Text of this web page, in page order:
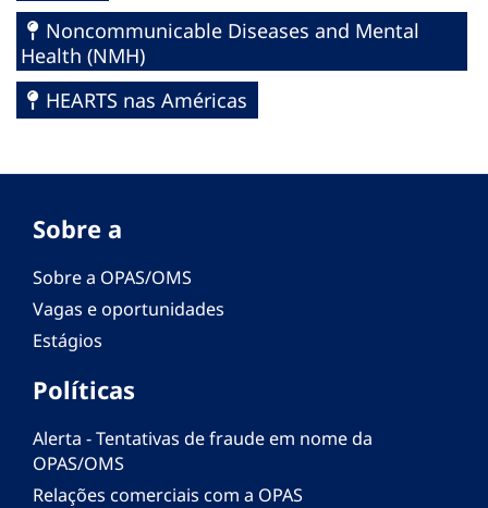
Noncommunicable Diseases and Mental
Health (NMH)
HEARTS nas Américas
Sobre a
Sobre a OPAS/OMS
Vagas e oportunidades
Estágios
Políticas
Alerta - Tentativas de fraude em nome da
OPAS/OMS
Relações comerciais com a OPAS